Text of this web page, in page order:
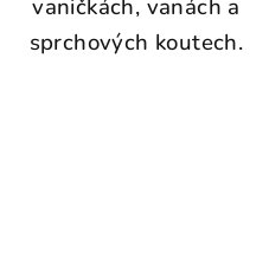
vaničkách, vanách a
sprchových koutech.